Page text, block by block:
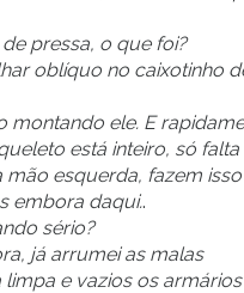
pressa, o que foi?
oblíquo no caixotinho
montando ele. E
está inteiro, só falta
mão esquerda, fazem
embora daqui..
sério?
já arrumei as malas
limpa e vazios os armários